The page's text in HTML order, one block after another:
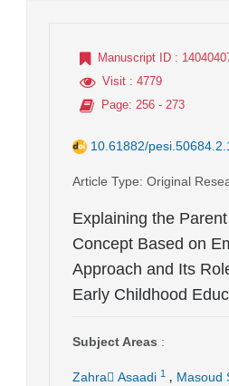
Manuscript ID :
Visit : 4779
Page: 256 - 273
10.61882/
Article Type: Original
Explaining the
Concept Based on
Approach and Its
Early Childhood
Subject Areas :
Zahra َAsaadi 1 , Masoud